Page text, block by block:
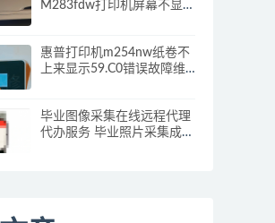
M283fdw打印机屏幕不显示
惠普打印机m254nw纸卷不
上来显示59.C0错误故障维
毕业图像采集在线远程代理
代办服务 毕业照片采集成功